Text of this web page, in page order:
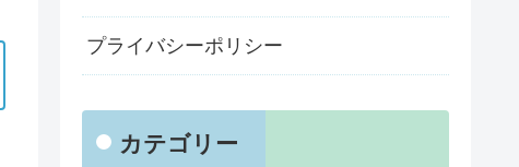
プライバシーポリシー
カテゴリー